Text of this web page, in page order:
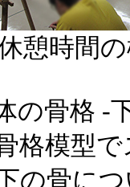
憩時間
の骨格 -
格模型
の骨に